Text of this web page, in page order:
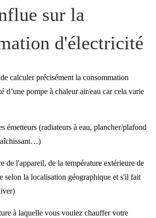
sur la
d'électricité
calculer précisément la consommation
d’une pompe à chaleur air/eau car cela varie
émetteurs (radiateurs à eau, plancher/plafond
de l'appareil, de la température extérieure de
selon la localisation géographique et s'il fait
à laquelle vous voulez chauffer votre